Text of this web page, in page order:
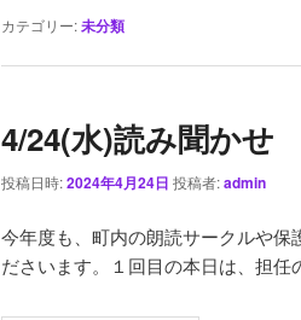
カテゴリー:未分類
4/24(水)読み聞かせ
投稿日時:2024年4月24日 投稿者:admin
今年度も、町内の朗読サークルや保
ださいます。１回目の本日は、担任